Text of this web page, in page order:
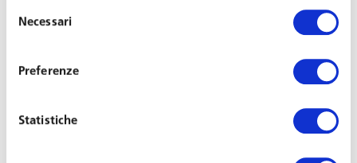
delNecessari
Preferenze
Statistiche
assicurativa e previdenziale) ed in parte al gestore del
, introdotta nel nostro